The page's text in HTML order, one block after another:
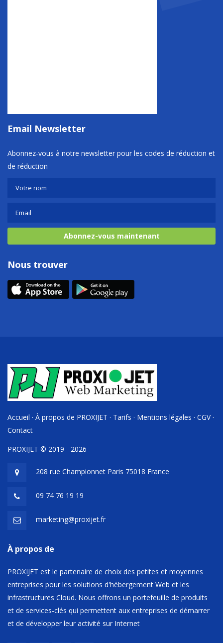
Email Newsletter
Abonnez-vous à notre newsletter pour les codes de réduction et
de réduction
Abonnez-vous maintenant
Nous trouver
Accueil · À propos de PROXIJET · Tarifs · Mentions légales · CGV·
Contact
PROXIJET © 2019 - 2026
208 rue Championnet Paris 75018 France
09 74 76 19 19
marketing@proxijet.fr
À propos de
PROXIJET est le partenaire de choix des petites et moyennes
entreprises pour les solutions d'hébergement Web et les
infrastructures Cloud. Nous offrons un portefeuille de produits
et de services-clés qui permettent aux entreprises de démarrer
et de développer leur activité sur Internet